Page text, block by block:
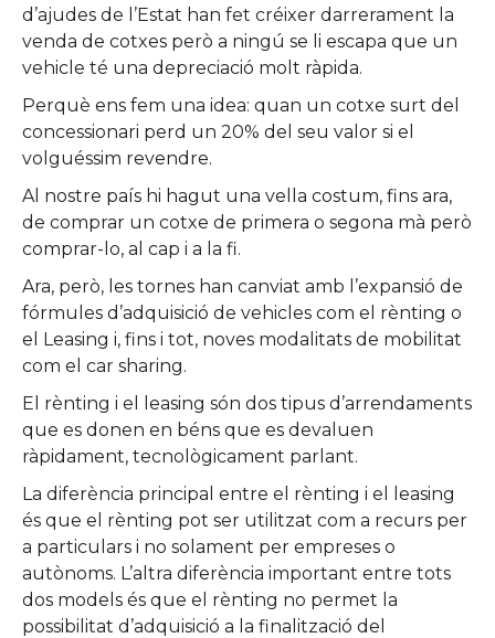
d’ajudes de l’Estat han fet créixer darrerament la
venda de cotxes però a ningú se li escapa que un
vehicle té una depreciació molt ràpida.
Perquè ens fem una idea: quan un cotxe surt del
concessionari perd un 20% del seu valor si el
volguéssim revendre.
Al nostre país hi hagut una vella costum, fins ara,
de comprar un cotxe de primera o segona mà però
comprar-lo, al cap i a la fi.
Ara, però, les tornes han canviat amb l’expansió de
fórmules d’adquisició de vehicles com el rènting o
el Leasing i, fins i tot, noves modalitats de mobilitat
com el car sharing.
El rènting i el leasing són dos tipus d’arrendaments
que es donen en béns que es devaluen
ràpidament, tecnològicament parlant.
La diferència principal entre el rènting i el leasing
és que el rènting pot ser utilitzat com a recurs per
a particulars i no solament per empreses o
autònoms. L’altra diferència important entre tots
dos models és que el rènting no permet la
possibilitat d’adquisició a la finalització del